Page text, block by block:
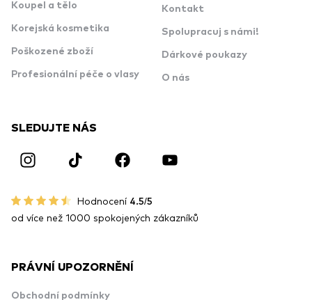
Koupel a tělo
Korejská kosmetika
Poškozené zboží
Profesionální péče o vlasy
Kontakt
Spolupracuj s námi!
Dárkové poukazy
O nás
SLEDUJTE NÁS
Hodnocení 4.5/5
od více než 1000 spokojených zákazníků
PRÁVNÍ UPOZORNĚNÍ
Obchodní podmínky